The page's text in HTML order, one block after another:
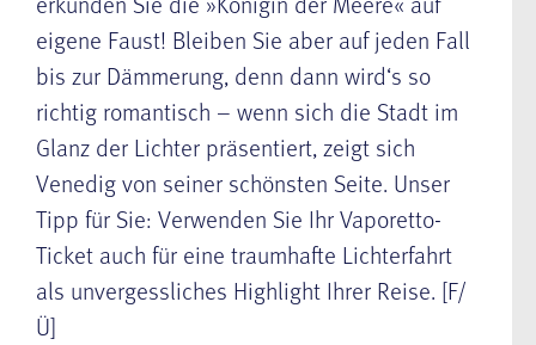
eigene Faust! Bleiben Sie aber auf jeden Fall
bis zur Dämmerung, denn dann wird‘s so
richtig romantisch – wenn sich die Stadt im
Glanz der Lichter präsentiert, zeigt sich
Venedig von seiner schönsten Seite. Unser
Tipp für Sie: Verwenden Sie IhrVaporetto-
Ticket auch für eine traumhafte Lichterfahrt
als unvergessliches Highlight Ihrer Reise. [F/
Ü]